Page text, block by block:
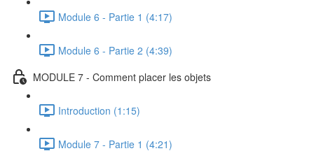
Module 6 - Partie 1 (4:17)
Module 6 - Partie 2 (4:39)
MODULE 7 - Comment placer les objets
Introduction (1:15)
Module 7 - Partie 1 (4:21)